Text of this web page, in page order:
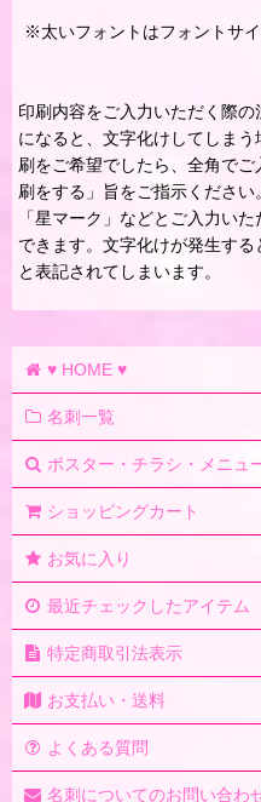
※太いフォントはフォントサ
印刷内容をご入力いただく際
になると、文字化けしてしま
刷をご希望でしたら、全角で
刷をする」旨をご指示ください
「星マーク」などとご入力い
できます。文字化けが発生する
と表記されてしまいます。
♥ HOME ♥
名刺一覧
ポスター・チラシ・メニュ
ショッピングカート
お気に入り
最近チェックしたアイテム
特定商取引法表示
お支払い・送料
よくある質問
名刺についてのお問い合わ